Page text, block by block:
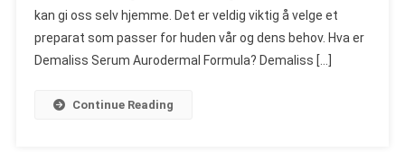
Ingredienser,
Dosering,
Butikk,
kan gi oss selv hjemme. Det er veldig viktig å velge et
preparat som passer for huden vår og dens behov. Hva er
Demaliss Serum Aurodermal Formula? Demaliss […]
Continue Reading